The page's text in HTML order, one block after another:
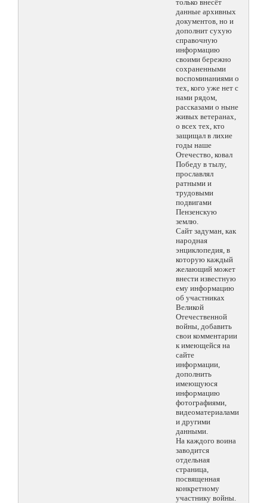
только внесёт
данные архивных
документов, но и
дополнит сухую
справочную
информацию
своими бережно
сохраненными
воспоминаниями о
тех, кого уже нет с
нами рядом,
рассказами о ныне
живых ветеранах,
о всех тех, кто
защищал в лихие
годы наше
Отечество, ковал
Победу в тылу,
прославлял
ратными и
трудовыми
подвигами
Пензенскую
землю.
Сайт задуман, как
народная
энциклопедия, в
которую каждый
желающий может
внести известную
ему информацию
об участниках
Великой
Отечественной
войны, добавить
свои комментарии
к имеющейся на
сайте
информации,
дополнить
имеющуюся
информацию
фотографиями,
видеоматериалами
и другими
данными.
На каждого воина
заводится
отдельная
страница,
посвященная
конкретному
участнику войны.